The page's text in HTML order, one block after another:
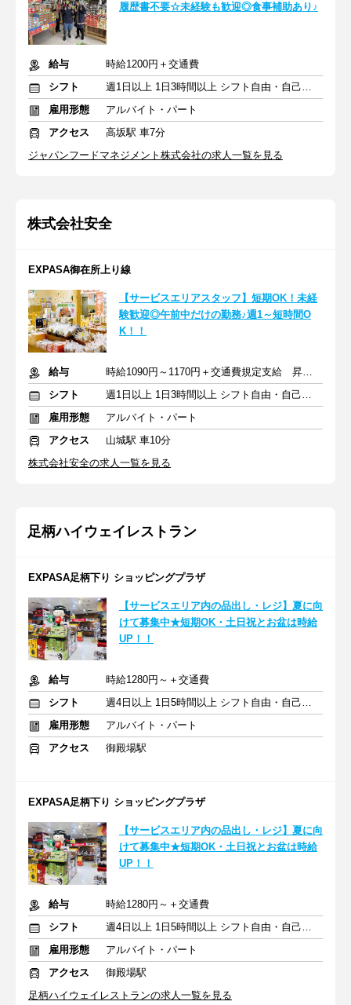
履歴書不要☆未経験も歓迎◎食事補助あり♪
給与
時給1200円＋交通費
シフト
週1日以上 1日3時間以上 シフト自由・自己申告
雇用形態
アルバイト・パート
アクセス
高坂駅 車7分
ジャパンフードマネジメント株式会社の求人一覧を見る
株式会社安全
EXPASA御在所上り線
【サービスエリアスタッフ】短期OK！未経
験歓迎◎午前中だけの勤務♪週1～短時間O
K！！
給与
時給1090円～1170円＋交通費規定支給 昇給あり
シフト
週1日以上 1日3時間以上 シフト自由・自己申告
雇用形態
アルバイト・パート
アクセス
山城駅 車10分
株式会社安全の求人一覧を見る
足柄ハイウェイレストラン
EXPASA足柄下り ショッピングプラザ
【サービスエリア内の品出し・レジ】夏に向
けて募集中★短期OK・土日祝とお盆は時給
UP！！
給与
時給1280円～＋交通費
シフト
週4日以上 1日5時間以上 シフト自由・自己申告
雇用形態
アルバイト・パート
アクセス
御殿場駅
EXPASA足柄下り ショッピングプラザ
【サービスエリア内の品出し・レジ】夏に向
けて募集中★短期OK・土日祝とお盆は時給
UP！！
給与
時給1280円～＋交通費
シフト
週4日以上 1日5時間以上 シフト自由・自己申告
雇用形態
アルバイト・パート
アクセス
御殿場駅
足柄ハイウェイレストランの求人一覧を見る